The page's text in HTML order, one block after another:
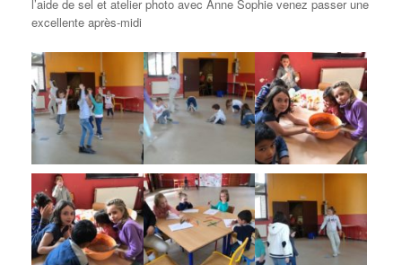
l’aide de sel et atelier photo avec Anne Sophie venez passer une
excellente après-midi